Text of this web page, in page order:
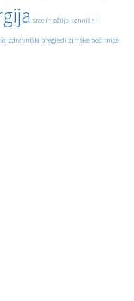
srce in ožilje tehnični
zdravniški pregledi zimske počitnice